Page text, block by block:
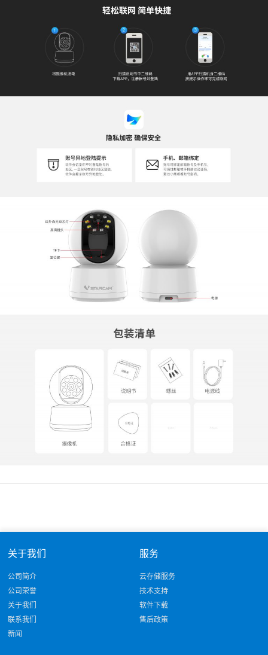
关于我们
公司简介
公司荣誉
关于我们
联系我们
新闻
服务
云存储服务
技术支持
软件下载
售后政策